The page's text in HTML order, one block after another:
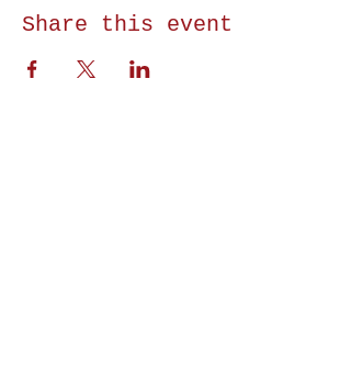
Share this event